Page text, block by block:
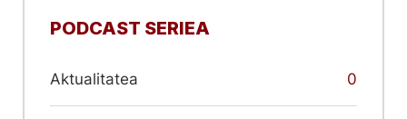
PODCAST SERIEA
Aktualitatea 0